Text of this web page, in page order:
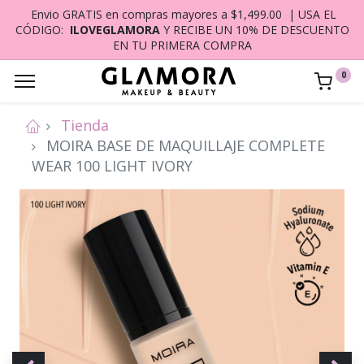
Envio GRATIS en compras mayores a $1,499.00 | USA EL
CÓDIGO: ILOVEGLAMORA Y RECIBE UN 10% DE DESCUENTO
EN TU PRIMERA COMPRA
0
Tienda
MOIRA BASE DE MAQUILLAJE COMPLETE
WEAR 100 LIGHT IVORY